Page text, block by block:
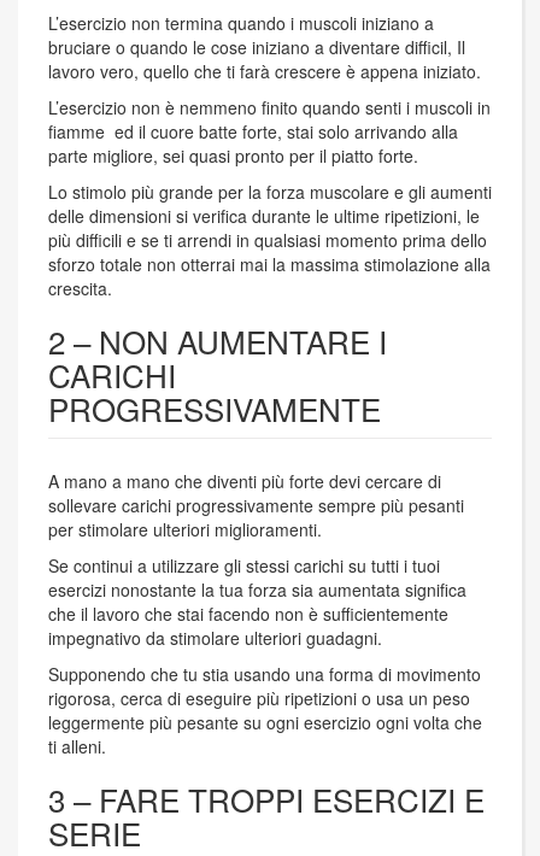
L’esercizio non termina quando i muscoli iniziano a
bruciare o quando le cose iniziano a diventare difficil, Il
lavoro vero, quello che ti farà crescere è appena iniziato.
L’esercizio non è nemmeno finito quando senti i muscoli in
fiamme ed il cuore batte forte, stai solo arrivando alla
parte migliore, sei quasi pronto per il piatto forte.
Lo stimolo più grande per la forza muscolare e gli aumenti
delle dimensioni si verifica durante le ultime ripetizioni, le
più difficili e se ti arrendi in qualsiasi momento prima dello
sforzo totale non otterrai mai la massima stimolazione alla
crescita.
2 – NON AUMENTARE I
CARICHI
PROGRESSIVAMENTE
A mano a mano che diventi più forte devi cercare di
sollevare carichi progressivamente sempre più pesanti
per stimolare ulteriori miglioramenti.
Se continui a utilizzare gli stessi carichi su tutti i tuoi
esercizi nonostante la tua forza sia aumentata significa
che il lavoro che stai facendo non è sufficientemente
impegnativo da stimolare ulteriori guadagni.
Supponendo che tu stia usando una forma di movimento
rigorosa, cerca di eseguire più ripetizioni o usa un peso
leggermente più pesante su ogni esercizio ogni volta che
ti alleni.
3 – FARE TROPPI ESERCIZI E
SERIE